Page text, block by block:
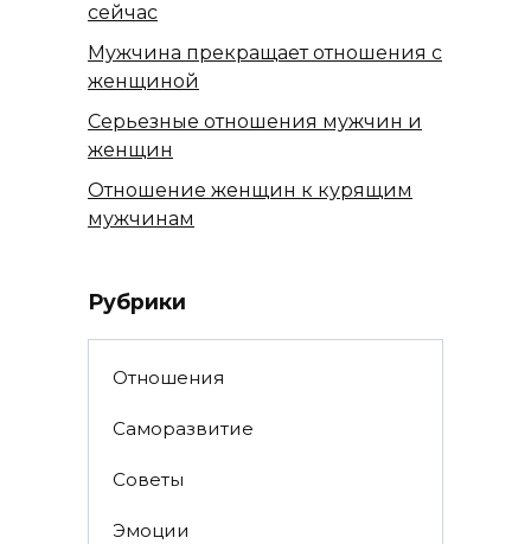
сейчас
Мужчина прекращает отношения с
женщиной
Серьезные отношения мужчин и
женщин
Отношение женщин к курящим
мужчинам
Рубрики
Отношения
Саморазвитие
Советы
Эмоции